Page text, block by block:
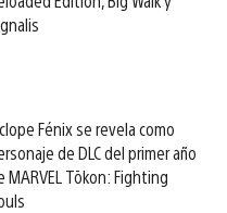
Fénix se revela como
de DLC del primer año
MARVEL Tōkon: Fighting